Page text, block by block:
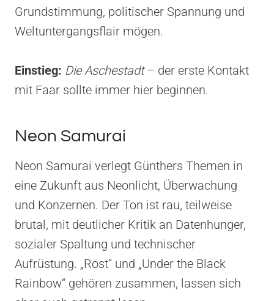
Grundstimmung, politischer Spannung und
Weltuntergangsflair mögen.
Einstieg: Die Aschestadt– der erste Kontakt
mit Faar sollte immer hier beginnen.
Neon Samurai
Neon Samurai verlegt Günthers Themen in
eine Zukunft aus Neonlicht, Überwachung
und Konzernen. Der Ton ist rau, teilweise
brutal, mit deutlicher Kritik an Datenhunger,
sozialer Spaltung und technischer
Aufrüstung. „Rost“ und „Under the Black
Rainbow“ gehören zusammen, lassen sich